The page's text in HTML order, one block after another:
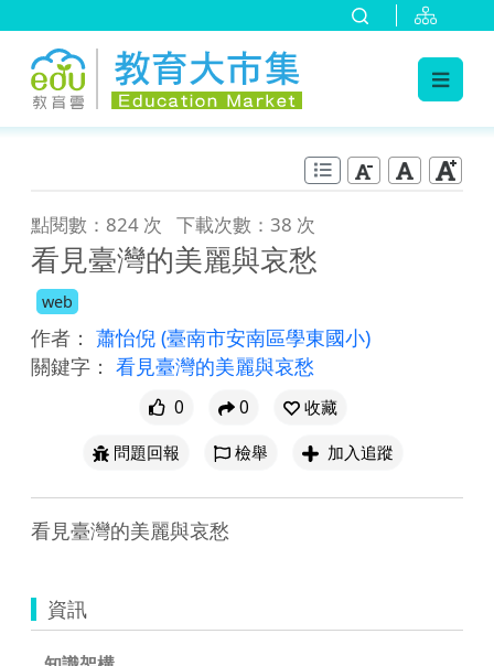
點閱數：824 次 下載次數：38 次
看見臺灣的美麗與哀愁
web
作者： 蕭怡倪 (臺南市安南區學東國小)
關鍵字： 看見臺灣的美麗與哀愁
0 0
收藏
問題回報
檢舉 加入追蹤
資訊